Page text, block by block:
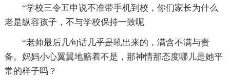
“学校三令五申说不准带手机到校，你们家长为什么
老是纵容孩子，不与学校保持一致呢
“老师最后几句话几乎是吼出来的，满含不满与责
备。妈妈小心翼翼地赔着不是，那神情那态度哪儿是她平
常的样子吗？